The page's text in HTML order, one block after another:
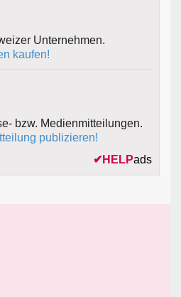
Unternehmen.
kaufen!
bzw. Medienmitteilungen.
publizieren!
✔ HELPads